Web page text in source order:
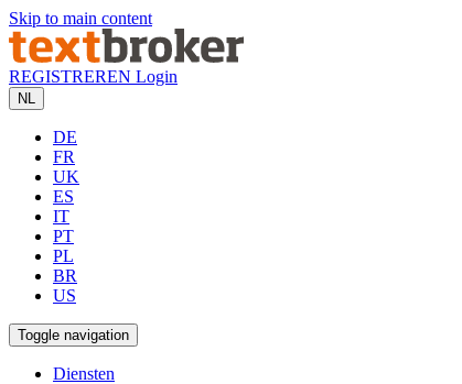
Skip to main content
REGISTREREN Login
NL
DE
FR
UK
ES
IT
PT
PL
BR
US
Toggle navigation
Diensten